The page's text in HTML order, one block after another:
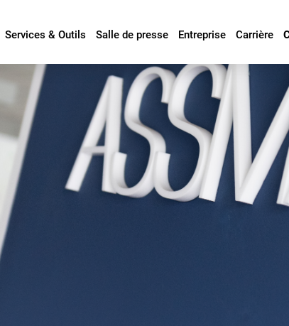
Services & Outils Salle de presse Entreprise Carrière